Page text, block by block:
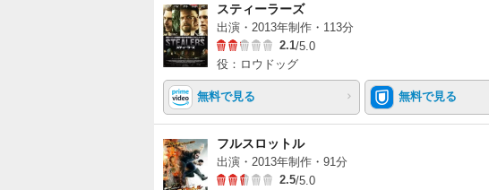
スティーラーズ
出演・2013年制作・113分
2.1/5.0
役：ロウドッグ
無料で見る 無料で見る
フルスロットル
出演・2013年制作・91分
2.5/5.0